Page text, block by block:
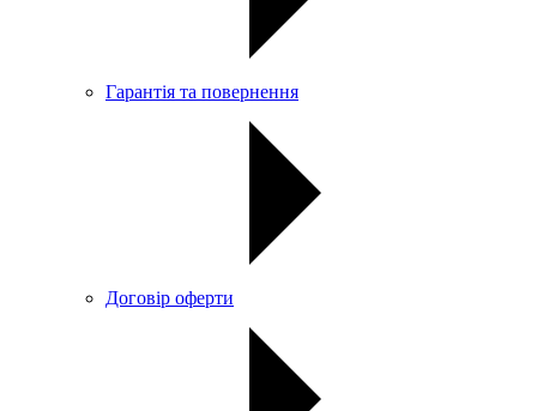
Гарантія та повернення
Договір оферти